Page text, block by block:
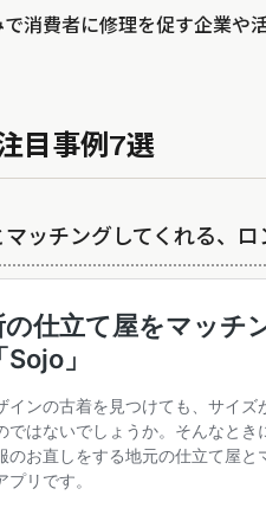
消費者に修理を促す企業や
目事例7選
ッチングしてくれる、ロ